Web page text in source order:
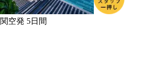
関空発 5日間